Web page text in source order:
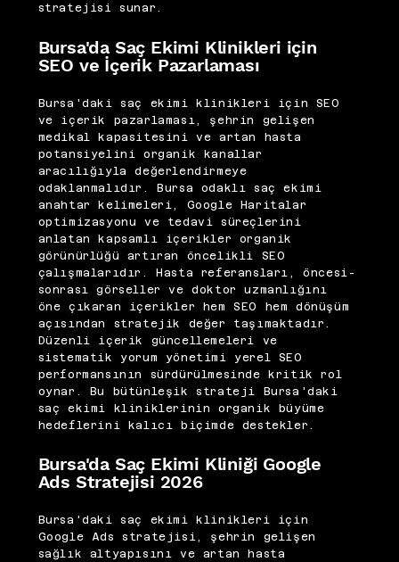
stratejisi sunar.
Bursa'da Saç Ekimi Klinikleri için
SEO ve İçerik Pazarlaması
Bursa'daki saç ekimi klinikleri için SEO
ve içerik pazarlaması, şehrin gelişen
medikal kapasitesini ve artan hasta
potansiyelini organik kanallar
aracılığıyla değerlendirmeye
odaklanmalıdır. Bursa odaklı saç ekimi
anahtar kelimeleri, Google Haritalar
optimizasyonu ve tedavi süreçlerini
anlatan kapsamlı içerikler organik
görünürlüğü artıran öncelikli SEO
çalışmalarıdır. Hasta referansları, öncesi-
sonrası görseller ve doktor uzmanlığını
öne çıkaran içerikler hem SEO hem dönüşüm
açısından stratejik değer taşımaktadır.
Düzenli içerik güncellemeleri ve
sistematik yorum yönetimi yerel SEO
performansının sürdürülmesinde kritik rol
oynar. Bu bütünleşik strateji Bursa'daki
saç ekimi kliniklerinin organik büyüme
hedeflerini kalıcı biçimde destekler.
Bursa'da Saç Ekimi Kliniği Google
Ads Stratejisi 2026
Bursa'daki saç ekimi klinikleri için
Google Ads stratejisi, şehrin gelişen
sağlık altyapısını ve artan hasta